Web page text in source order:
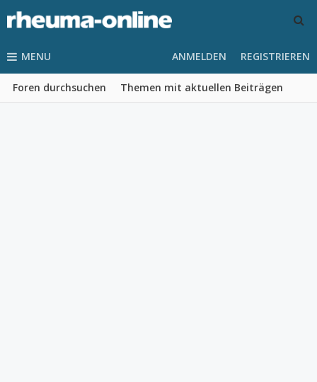
MENU
Foren durchsuchen Themen mit aktuellen Beiträgen
ANMELDEN REGISTRIEREN